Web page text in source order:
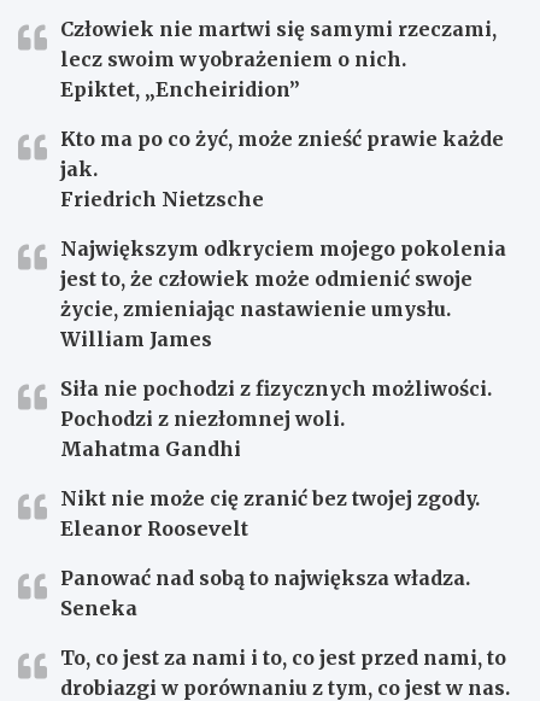
Człowiek nie martwi się samymi rzeczami,
lecz swoim wyobrażeniem o nich.
Epiktet, „Encheiridion”
Kto ma po co żyć, może znieść prawie każde
jak.
Friedrich Nietzsche
Największym odkryciem mojego pokolenia
jest to, że człowiek może odmienić swoje
życie, zmieniając nastawienie umysłu.
William James
Siła nie pochodzi z fizycznych możliwości.
Pochodzi z niezłomnej woli.
Mahatma Gandhi
Nikt nie może cię zranić bez twojej zgody.
Eleanor Roosevelt
Panować nad sobą to największa władza.
Seneka
To, co jest za nami i to, co jest przed nami, to
drobiazgi w porównaniu z tym, co jest w nas.